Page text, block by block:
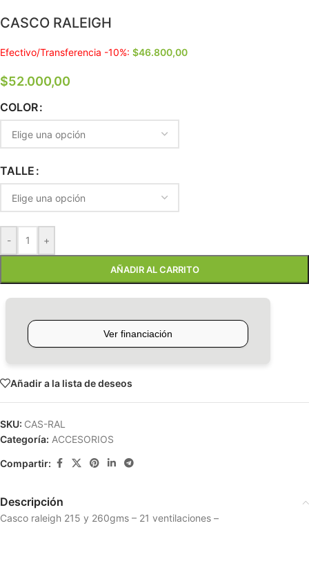
CASCO RALEIGH
Efectivo/Transferencia -10%: $46.800,00
$52.000,00
COLOR
TALLE
- +
AÑADIR AL CARRITO
Añadir a la lista de deseos
SKU: CAS-RAL
Categoría: ACCESORIOS
Compartir:
Descripción
Casco raleigh 215 y 260gms – 21 ventilaciones –